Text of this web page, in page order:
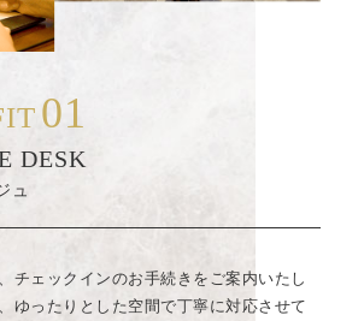
01
DESK
ュ
チェックインのお手続きをご案内いたし
ゆったりとした空間で丁寧に対応させて